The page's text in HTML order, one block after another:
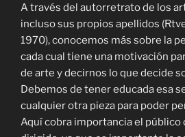
A través del autorretrato de los
incluso sus propios apellidos
1970), conocemos más sobre la
cada cual tiene una motivación
de arte y decirnos lo que decide
Debemos de tener educada esa
cualquier otra pieza para poder
Aquí cobra importancia el público